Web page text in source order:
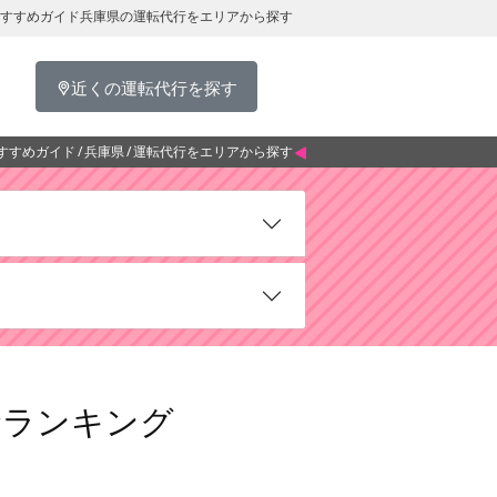
すめガイド兵庫県の運転代行をエリアから探す
近くの運転代行を探す
すめガイド 兵庫県 運転代行をエリアから探す
ンキング